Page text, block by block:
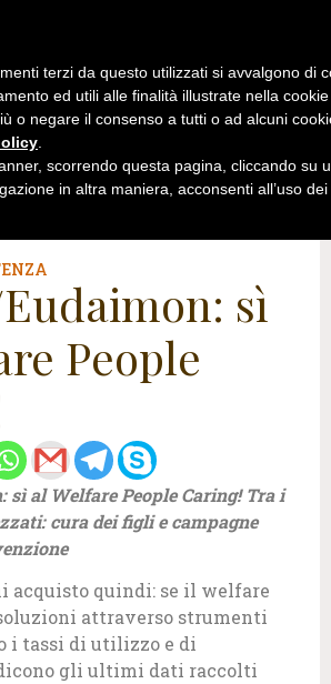
sì
People
sì al Welfare People Caring! Tra i
cura dei figli e campagne
acquisto quindi: se il welfare
attraverso strumenti
i tassi di utilizzo e di
gli ultimi dati raccolti
terzi da questo utilizzati si avvalgono di
ed utili alle finalità illustrate nella
o negare il consenso a tutti o ad alcuni
.
scorrendo questa pagina, cliccando su
in altra maniera, acconsenti all’uso